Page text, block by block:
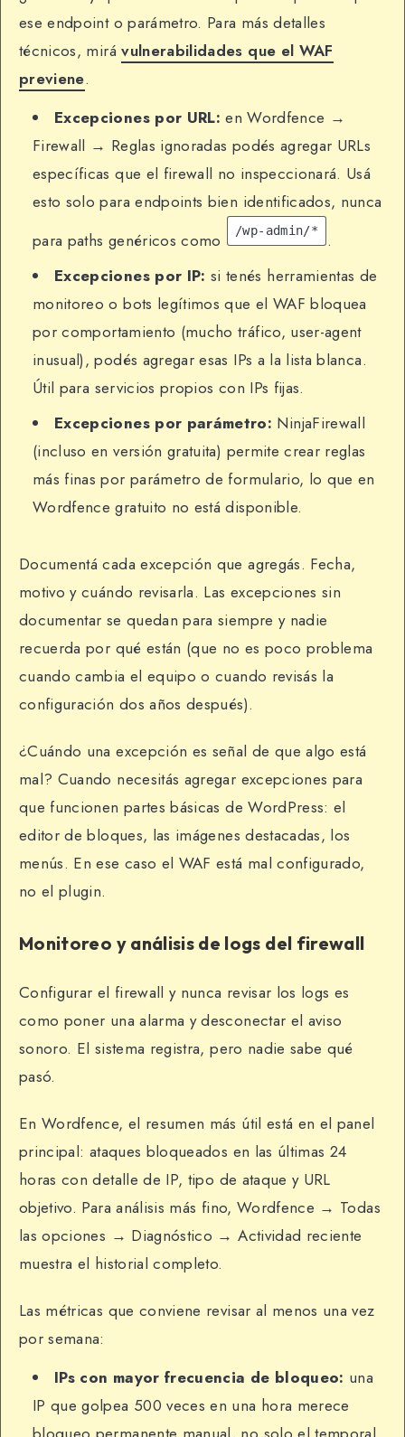
ese endpoint o parámetro. Para más detalles
técnicos, mirávulnerabilidades que el WAF
previene.
Excepciones por URL: en Wordfence →
Firewall → Reglas ignoradas podés agregar URLs
específicas que el firewall no inspeccionará. Usá
esto solo para endpoints bien identificados, nunca
para paths genéricos como
/wp-admin/*
.
Excepciones por IP: si tenés herramientas de
monitoreo o bots legítimos que el WAF bloquea
por comportamiento (mucho tráfico, user-agent
inusual), podés agregar esas IPs a la lista blanca.
Útil para servicios propios con IPs fijas.
Excepciones por parámetro: NinjaFirewall
(incluso en versión gratuita) permite crear reglas
más finas por parámetro de formulario, lo que en
Wordfence gratuito no está disponible.
Documentá cada excepción que agregás. Fecha,
motivo y cuándo revisarla. Las excepciones sin
documentar se quedan para siempre y nadie
recuerda por qué están (que no es poco problema
cuando cambia el equipo o cuando revisás la
configuración dos años después).
¿Cuándo una excepción es señal de que algo está
mal? Cuando necesitás agregar excepciones para
que funcionen partes básicas de WordPress: el
editor de bloques, las imágenes destacadas, los
menús. En ese caso el WAF está mal configurado,
no el plugin.
Monitoreo y análisis de logs del firewall
Configurar el firewall y nunca revisar los logs es
como poner una alarma y desconectar el aviso
sonoro. El sistema registra, pero nadie sabe qué
pasó.
En Wordfence, el resumen más útil está en el panel
principal: ataques bloqueados en las últimas 24
horas con detalle de IP, tipo de ataque y URL
objetivo. Para análisis más fino, Wordfence → Todas
las opciones → Diagnóstico → Actividad reciente
muestra el historial completo.
Las métricas que conviene revisar al menos una vez
por semana:
IPs con mayor frecuencia de bloqueo: una
IP que golpea 500 veces en una hora merece